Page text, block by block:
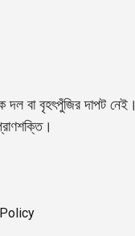
বা বৃহৎপুঁজির দাপট নেই।